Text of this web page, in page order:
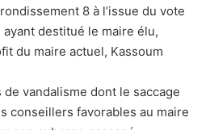
8 à l’issue du vote
destitué le maire élu,
du maire actuel, Kassoum
de vandalisme dont le saccage
conseillers favorables au maire